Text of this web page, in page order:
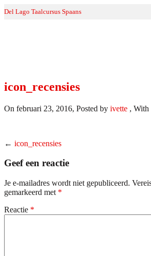
Del Lago Taalcursus Spaans
icon_recensies
On februari 23, 2016, Posted by ivette , With
← icon_recensies
Geef een reactie
Je e-mailadres wordt niet gepubliceerd.
gemarkeerd met *
Reactie *